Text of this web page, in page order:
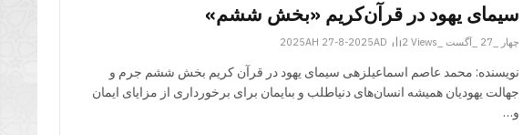
سیمای یهود در قرآن‌کریم «بخش ششم»
چهار _27 _آگست _2025AH 27-8-2025AD 2Views
نویسنده: محمد عاصم اسماعیل­زهی سیمای یهود در قرآن کریم بخش ششم جرم و
جهالت‏ یهودیان همیشه انسان‌هاى دنیا­طلب و بى­ایمان براى برخوردارى از مزایاى ایمان
و…